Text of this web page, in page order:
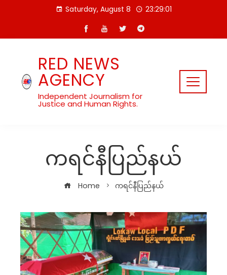
Saturday, August 8 23:29:02
RED NEWS
AGENCY
Independent Journalism for
Justice and Human Rights.
ကရင်နီပြည်နယ်
Home ကရင်နီပြည်နယ်